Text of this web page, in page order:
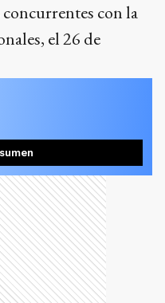
con la
el 26 de